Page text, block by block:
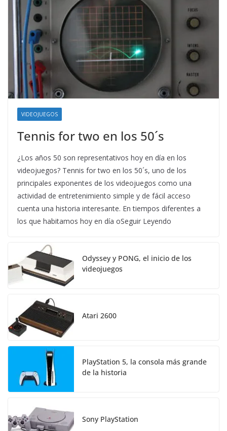
VIDEOJUEGOS
Tennis for two en los 50´s
¿Los años 50 son representativos hoy en día en los
videojuegos? Tennis for two en los 50´s, uno de los
principales exponentes de los videojuegos como una
actividad de entretenimiento simple y de fácil acceso
cuenta una historia interesante. En tiempos diferentes a
los que habitamos hoy en día oSeguir Leyendo
Odyssey y PONG, el inicio de los
videojuegos
Atari 2600
PlayStation 5, la consola más grande
de la historia
Sony PlayStation